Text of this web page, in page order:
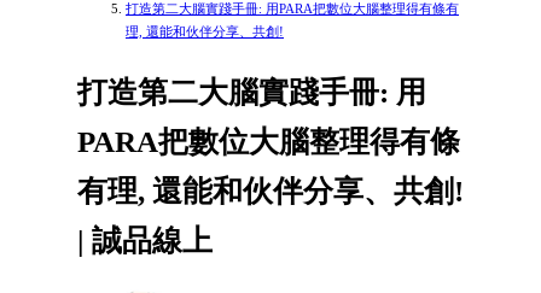
打造第二大腦實踐手冊: 用PARA把數位大腦整理得有條有
理, 還能和伙伴分享、共創!
打造第二大腦實踐手冊: 用
PARA把數位大腦整理得有條
有理, 還能和伙伴分享、共創!
| 誠品線上